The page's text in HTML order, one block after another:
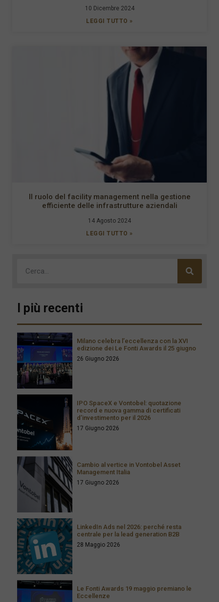
10 Dicembre 2024
LEGGI TUTTO »
Il ruolo del facility management nella gestione
efficiente delle infrastrutture aziendali
14 Agosto 2024
LEGGI TUTTO »
I più recenti
Milano celebra l’eccellenza con la XVI
edizione dei Le Fonti Awards il 25 giugno
26 Giugno 2026
IPO SpaceX e Vontobel: quotazione
record e nuova gamma di certificati
d’investimento per il 2026
17 Giugno 2026
Cambio al vertice in Vontobel Asset
Management Italia
17 Giugno 2026
LinkedIn Ads nel 2026: perché resta
centrale per la lead generation B2B
28 Maggio 2026
Le Fonti Awards 19 maggio premiano le
Eccellenze